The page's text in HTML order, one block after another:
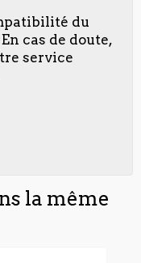
du
cas de doute,
service
la même